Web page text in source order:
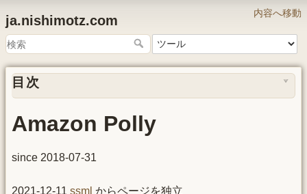
内容へ移動
ja.nishimotz.com
目次
Amazon Polly
since 2018-07-31
2021-12-11 ssml からページを独立